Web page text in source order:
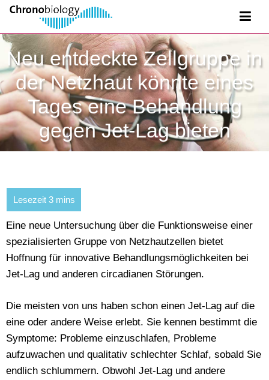
Neu entdeckte Zellgruppe in
der Netzhaut könnte eines
Tages eine Behandlung
gegen Jet-Lag bieten
Eine neue Untersuchung über die Funktionsweise einer
spezialisierten Gruppe von Netzhautzellen bietet
Hoffnung für innovative Behandlungsmöglichkeiten bei
Jet-Lag und anderen circadianen Störungen.
Die meisten von uns haben schon einen Jet-Lag auf die
eine oder andere Weise erlebt. Sie kennen bestimmt die
Symptome: Probleme einzuschlafen, Probleme
aufzuwachen und qualitativ schlechter Schlaf, sobald Sie
endlich schlummern. Obwohl Jet-Lag und andere